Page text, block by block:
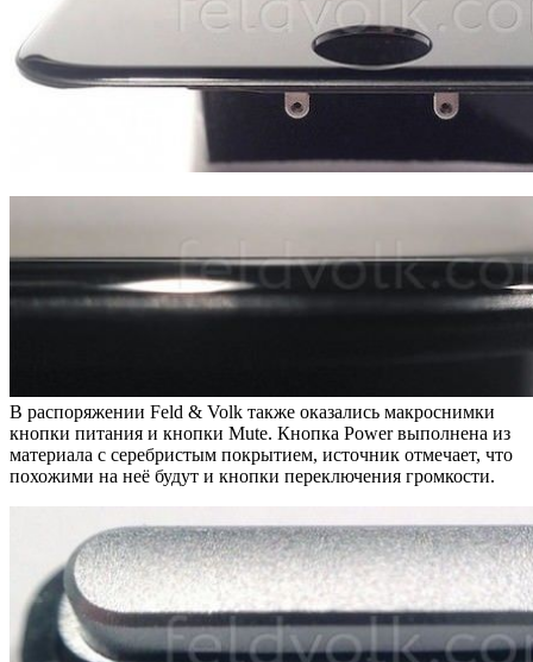
В распоряжении Feld & Volk также оказались макроснимки
кнопки питания и кнопки Mute. Кнопка Power выполнена из
материала с серебристым покрытием, источник отмечает, что
похожими на неё будут и кнопки переключения громкости.